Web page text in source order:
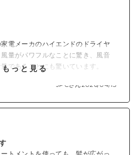
。
電メーカのハイエンドのドライヤ
量がパワフルなことに驚き、風音
であることにも驚いています。
下げれば熱がある方だと思います。
もっと見る
JPCさん 2026/04/13